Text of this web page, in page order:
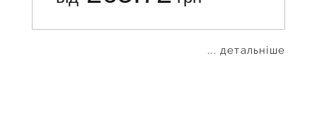
... детальніше